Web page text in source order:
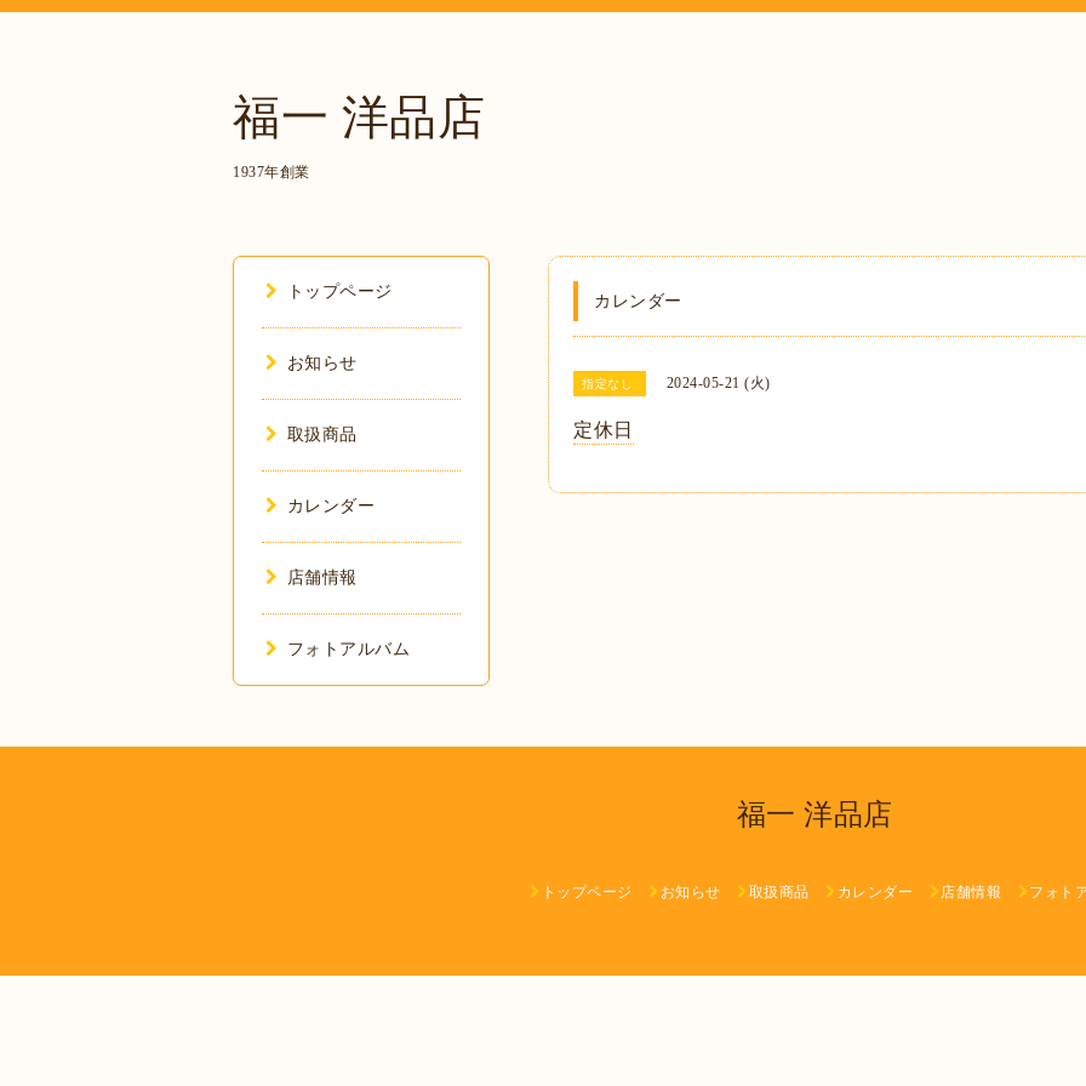
福一 洋品店
1937年創業
カレンダー
指定なし 2024-05-21 (火)
定休日
トップページ
お知らせ
取扱商品
カレンダー
店舗情報
フォトアルバム
福一 洋品店
トップページ お知らせ 取扱商品 カレンダー 店舗情報 フォト